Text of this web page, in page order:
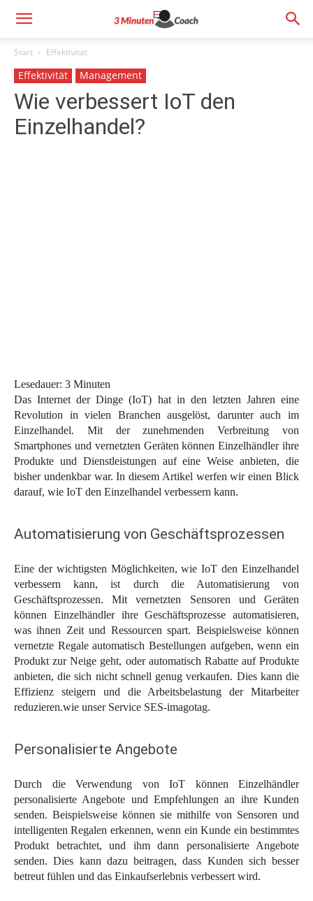
Start Effektivität
Effektivität Management
Wie verbessert IoT den
Einzelhandel?
Lesedauer: 3 Minuten
Das Internet der Dinge (IoT) hat in den letzten Jahren eine
Revolution in vielen Branchen ausgelöst, darunter auch im
Einzelhandel. Mit der zunehmenden Verbreitung von
Smartphones und vernetzten Geräten können Einzelhändler ihre
Produkte und Dienstleistungen auf eine Weise anbieten, die
bisher undenkbar war. In diesem Artikel werfen wir einen Blick
darauf, wie IoT den Einzelhandel verbessern kann.
Automatisierung von Geschäftsprozessen
Eine der wichtigsten Möglichkeiten, wie IoT den Einzelhandel
verbessern kann, ist durch die Automatisierung von
Geschäftsprozessen. Mit vernetzten Sensoren und Geräten
können Einzelhändler ihre Geschäftsprozesse automatisieren,
was ihnen Zeit und Ressourcen spart. Beispielsweise können
vernetzte Regale automatisch Bestellungen aufgeben, wenn ein
Produkt zur Neige geht, oder automatisch Rabatte auf Produkte
anbieten, die sich nicht schnell genug verkaufen. Dies kann die
Effizienz steigern und die Arbeitsbelastung der Mitarbeiter
reduzieren.wie unser Service SES-imagotag.
Personalisierte Angebote
Durch die Verwendung von IoT können Einzelhändler
personalisierte Angebote und Empfehlungen an ihre Kunden
senden. Beispielsweise können sie mithilfe von Sensoren und
intelligenten Regalen erkennen, wenn ein Kunde ein bestimmtes
Produkt betrachtet, und ihm dann personalisierte Angebote
senden. Dies kann dazu beitragen, dass Kunden sich besser
betreut fühlen und das Einkaufserlebnis verbessert wird.